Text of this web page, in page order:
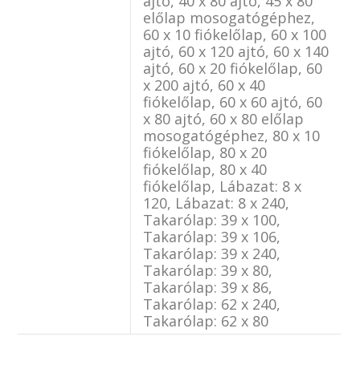
előlap mosogatógéphez,
60 x 10 fiókelőlap, 60 x 100
ajtó, 60 x 120 ajtó, 60 x 140
ajtó, 60 x 20 fiókelőlap, 60
x 200 ajtó, 60 x 40
fiókelőlap, 60 x 60 ajtó, 60
x 80 ajtó, 60 x 80 előlap
mosogatógéphez, 80 x 10
fiókelőlap, 80 x 20
fiókelőlap, 80 x 40
fiókelőlap, Lábazat: 8 x
120, Lábazat: 8 x 240,
Takarólap: 39 x 100,
Takarólap: 39 x 106,
Takarólap: 39 x 240,
Takarólap: 39 x 80,
Takarólap: 39 x 86,
Takarólap: 62 x 240,
Takarólap: 62 x 80